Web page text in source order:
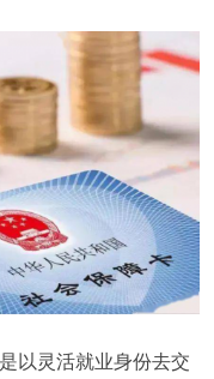
以灵活就业身份去交